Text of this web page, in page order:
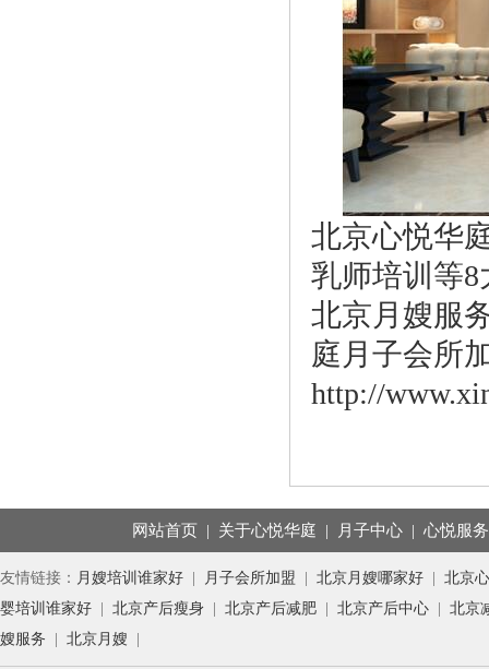
北京心悦华
乳师培训等
北京月嫂服
庭月子会所
http://
网站首页 | 关于心悦华庭 | 月子中心 |心悦服务
友情链接： 月嫂培训谁家好 月子会所加盟 北京月嫂哪家好
北京
婴培训谁家好
北京产后瘦身 北京产后减肥 北京产后中心
北京
嫂服务
北京月嫂